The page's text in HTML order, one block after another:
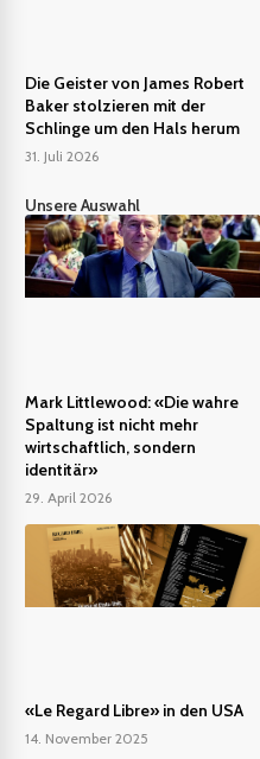
Die Geister von James Robert
Baker stolzieren mit der
Schlinge um den Hals herum
31. Juli 2026
Unsere Auswahl
Mark Littlewood: «Die wahre
Spaltung ist nicht mehr
wirtschaftlich, sondern
identitär»
29. April 2026
«Le Regard Libre» in den USA
14. November 2025